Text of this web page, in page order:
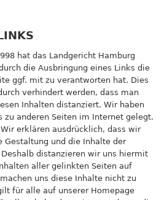
hat das Landgericht Hamburg
die Ausbringung eines Links die
ggf. mit zu verantworten hat. Dies
verhindert werden, dass man
Inhalten distanziert. Wir haben
zu anderen Seiten im Internet gelegt.
erklären ausdrücklich, dass wir
Gestaltung und die Inhalte der
distanzieren wir uns hiermit
aller gelinkten Seiten auf
uns diese Inhalte nicht zu
für alle auf unserer Homepage